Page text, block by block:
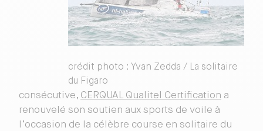
crédit photo : Yvan Zedda / La solitaire
du Figaro
consécutive, CERQUAL Qualitel Certification a
renouvelé son soutien aux sports de voile à
l’occasion de la célèbre course en solitaire du